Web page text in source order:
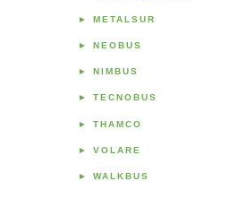
► METALSUR
► NEOBUS
► NIMBUS
► TECNOBUS
► THAMCO
► VOLARE
► WALKBUS